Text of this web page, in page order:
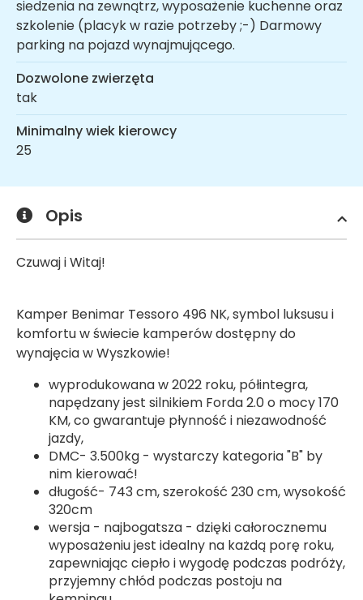
siedzenia na zewnątrz, wyposażenie kuchenne oraz
szkolenie (placyk w razie potrzeby ;-) Darmowy
parking na pojazd wynajmującego.
Dozwolone zwierzęta
tak
Minimalny wiek kierowcy
25
Opis
Czuwaj i Witaj!
Kamper Benimar Tessoro 496 NK, symbol luksusu i
komfortu w świecie kamperów dostępny do
wynajęcia w Wyszkowie!
wyprodukowana w 2022 roku, półintegra,
napędzany jest silnikiem Forda 2.0 o mocy 170
KM, co gwarantuje płynność i niezawodność
jazdy,
DMC- 3.500kg - wystarczy kategoria "B" by
nim kierować!
długość- 743 cm, szerokość 230 cm, wysokość
320cm
wersja - najbogatsza - dzięki całorocznemu
wyposażeniu jest idealny na każdą porę roku,
zapewniając ciepło i wygodę podczas podróży,
przyjemny chłód podczas postoju na